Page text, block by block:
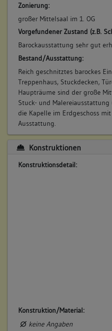
Zonierung:
großer Mittelsaal im 1. OG
Vorgefundener Zustand (z.B.
Barockausstattung sehr gut
Bestand/Ausstattung:
Reich geschnitztes barockes
Treppenhaus, Stuckdecken,
Haupträume sind der große
Stuck- und
die Kapelle im Erdgeschoss
Ausstattung.
Konstruktionen
Konstruktionsdetail:
Konstruktion/Material:
keine Angaben